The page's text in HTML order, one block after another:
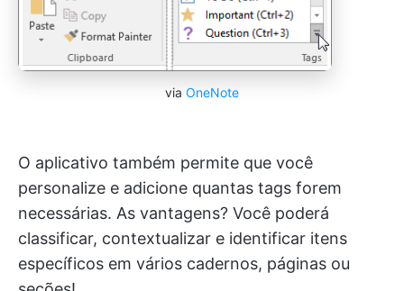
via OneNote
O aplicativo também permite que você
personalize e adicione quantas tags forem
necessárias. As vantagens? Você poderá
classificar, contextualizar e identificar itens
específicos em vários cadernos, páginas ou